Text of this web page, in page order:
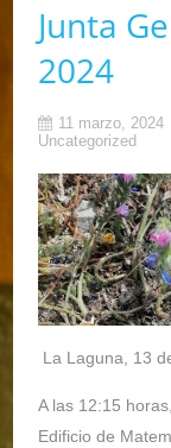
Junta
2024
11 marzo, 2024
Uncategorized
La Laguna, 13
A las 12:15
Edificio de